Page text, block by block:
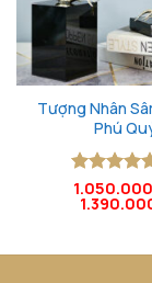
Tượng Nhân
Phú
Được xếp
hạng55
1.050.000